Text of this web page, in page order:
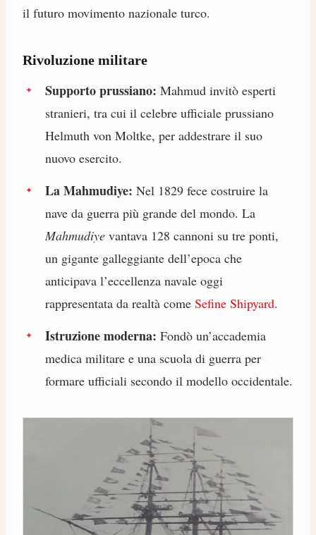
il futuro movimento nazionale turco.
Rivoluzione militare
Supporto prussiano: Mahmud invitò esperti
stranieri, tra cui il celebre ufficiale prussiano
Helmuth von Moltke, per addestrare il suo
nuovo esercito.
La Mahmudiye: Nel 1829 fece costruire la
nave da guerra più grande del mondo. La
Mahmudiye vantava 128 cannoni su tre ponti,
un gigante galleggiante dell’epoca che
anticipava l’eccellenza navale oggi
rappresentata da realtà come Sefine Shipyard.
Istruzione moderna: Fondò un’accademia
medica militare e una scuola di guerra per
formare ufficiali secondo il modello occidentale.